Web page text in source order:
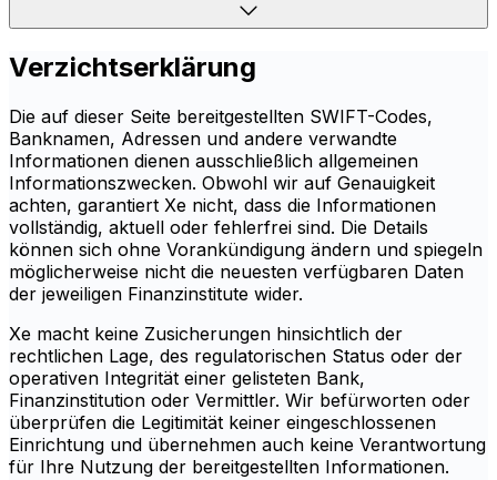
Verzichtserklärung
Die auf dieser Seite bereitgestellten SWIFT-Codes,
Banknamen, Adressen und andere verwandte
Informationen dienen ausschließlich allgemeinen
Informationszwecken. Obwohl wir auf Genauigkeit
achten, garantiert Xe nicht, dass die Informationen
vollständig, aktuell oder fehlerfrei sind. Die Details
können sich ohne Vorankündigung ändern und spiegeln
möglicherweise nicht die neuesten verfügbaren Daten
der jeweiligen Finanzinstitute wider.
Xe macht keine Zusicherungen hinsichtlich der
rechtlichen Lage, des regulatorischen Status oder der
operativen Integrität einer gelisteten Bank,
Finanzinstitution oder Vermittler. Wir befürworten oder
überprüfen die Legitimität keiner eingeschlossenen
Einrichtung und übernehmen auch keine Verantwortung
für Ihre Nutzung der bereitgestellten Informationen.